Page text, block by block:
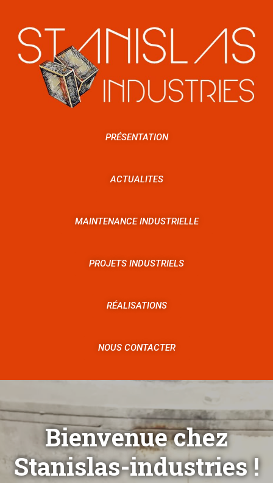
PRÉSENTATION
ACTUALITES
MAINTENANCE INDUSTRIELLE
PROJETS INDUSTRIELS
RÉALISATIONS
NOUS CONTACTER
Bienvenue chez
Stanislas-industries !